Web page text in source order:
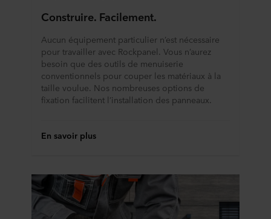
Construire. Facilement.
Aucun équipement particulier n’est nécessaire
pour travailler avec Rockpanel. Vous n’aurez
besoin que des outils de menuiserie
conventionnels pour couper les matériaux à la
taille voulue. Nos nombreuses options de
fixation facilitent l’installation des panneaux.
En savoir plus